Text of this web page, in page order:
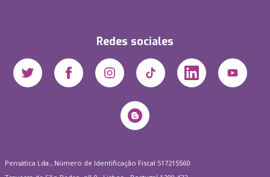
Redes sociales
Pensática Lda., Número de Identificação Fiscal 517215560